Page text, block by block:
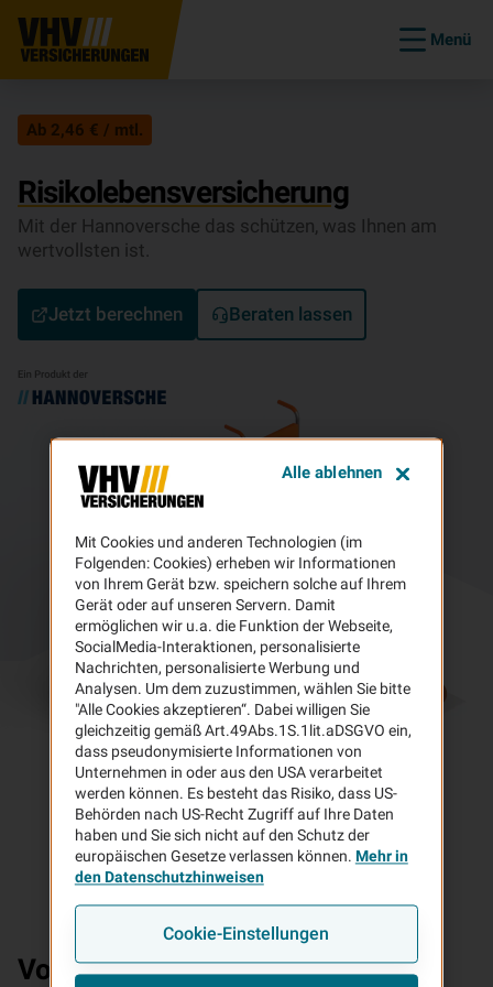
Menü
Ab 2,46 € / mtl.
Risikolebensversicherung
Mit der Hannoversche das schützen, was Ihnen am
wertvollsten ist.
Jetzt berechnen Beraten lassen
VorteileIhrer
Mit Cookies und anderen Technologien (im
Folgenden: Cookies) erheben wir Informationen
von Ihrem Gerät bzw. speichern solche auf Ihrem
Gerät oder auf unseren Servern. Damit
ermöglichen wir u.a. die Funktion der Webseite,
SocialMedia-Interaktionen, personalisierte
Nachrichten, personalisierte Werbung und
Analysen. Um dem zuzustimmen, wählen Sie bitte
"Alle Cookies akzeptieren“. Dabei willigen Sie
gleichzeitig gemäß Art.49Abs.1S.1lit.aDSGVO ein,
dass pseudonymisierte Informationen von
Unternehmen in oder aus den USA verarbeitet
werden können. Es besteht das Risiko, dass US-
Behörden nach US-Recht Zugriff auf Ihre Daten
haben und Sie sich nicht auf den Schutz der
europäischen Gesetze verlassen können. Mehr in
den Datenschutzhinweisen
Cookie-Einstellungen
Alle ablehnen